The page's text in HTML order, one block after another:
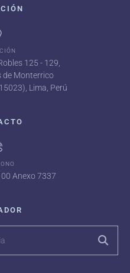
125 - 129,
de Monterrico
Lima, Perú
Anexo 7337